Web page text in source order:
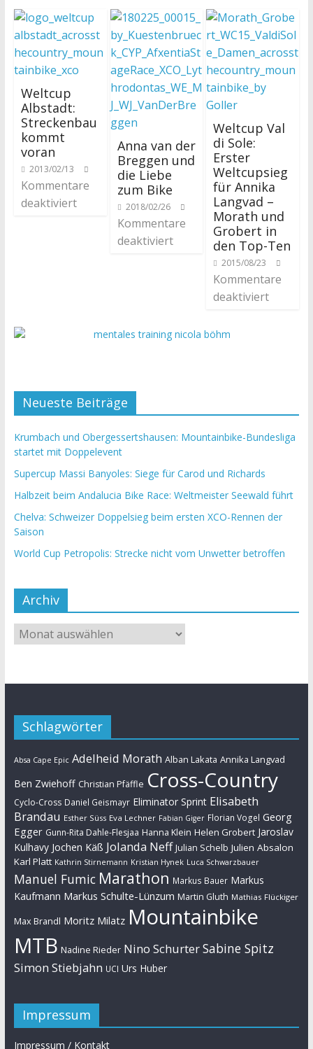
Weltcup
Albstadt:
Streckenbau
kommt
voran
2013/02/13
Kommentare
deaktiviert
Anna van der
Breggen und
die Liebe
zum Bike
2018/02/26
Kommentare
deaktiviert
Weltcup Val
di Sole:
Erster
Weltcupsieg
für Annika
Langvad –
Morath und
Grobert in
den Top-Ten
2015/08/23
Kommentare
deaktiviert
Neueste Beiträge
Krumbach und Obergessertshausen: Mountainbike-Bundesliga
startet mit Doppelevent
Supercup Massi Banyoles: Siege für Carod und Richards
Halbzeit beim Andalucia Bike Race: Weltmeister Seewald führt
Chelva: Schweizer Doppelsieg beim ersten XCO-Rennen der
Saison
World Cup Petropolis: Strecke nicht vom Unwetter betroffen
Archiv
Schlagwörter
Absa Cape Epic Adelheid Morath Alban Lakata Annika Langvad
Ben Zwiehoff Christian Pfäffle Cross-Country
Cyclo-Cross Daniel Geismayr Eliminator Sprint Elisabeth
Brandau Esther Süss Eva Lechner Fabian Giger Florian Vogel Georg
Egger Gunn-Rita Dahle-Flesjaa Hanna Klein Helen Grobert Jaroslav
Kulhavy Jochen Käß Jolanda Neff Julian Schelb Julien Absalon
Karl Platt Kathrin Stirnemann Kristian Hynek Luca Schwarzbauer
Manuel Fumic Marathon Markus Bauer Markus
Kaufmann Markus Schulte-Lünzum Martin Gluth Mathias Flückiger
Max Brandl Moritz Milatz Mountainbike
MTB Nadine Rieder Nino SchurterSabine Spitz
Simon Stiebjahn UCI Urs Huber
Impressum
Impressum / Kontakt